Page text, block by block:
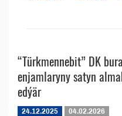
“Türkmennebit” DK
enjamlaryny satyn
edýär
24.12.2025
04.02.2026